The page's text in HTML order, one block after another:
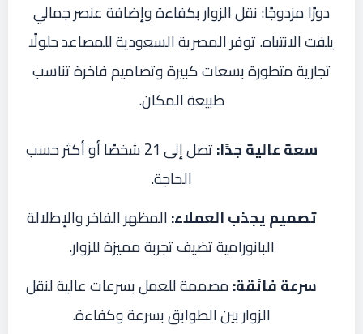
دورًا مزدوجًا: نقل الزوار بكفاءة وإضافة عنصر جمالي
يلفت الانتباه. توفر المصرية السعودية للمصاعد حلولًا
تجارية متطورة بسعات كبيرة وتصاميم فاخرة تناسب
طبيعة المكان.
سعة عالية جدًا:
تصل إلى 21 شخصًا أو أكثر حسب
الحاجة.
تصميم يجذب العملاء:المظهر الفاخر والإطلالة
البانورامية تضيف تجربة مميزة للزوار.
سرعة فائقة:مصممة للعمل بسرعات عالية لنقل
الزوار بين الطوابق بسرعة وكفاءة.